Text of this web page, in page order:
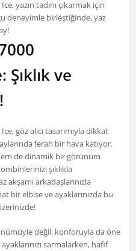
yazın tadını çıkarmak için
deneyimle birleştiğinde, yaz
ve
göz alıcı tasarımıyla dikkat
ferah bir hava katıyor.
de dinamik bir görünüm
şıklıkla
arkadaşlarınızla
bir elbise ve ayaklarınızda bu
değil, konforuyla da öne
sarmalarken, hafif